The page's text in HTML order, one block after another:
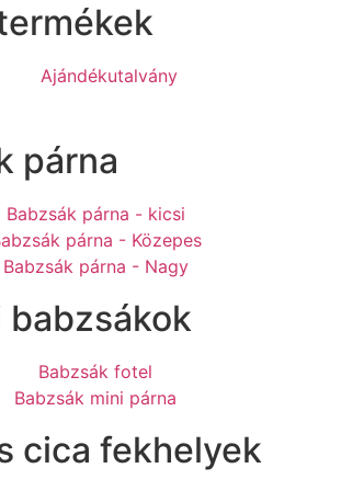
Ajándékutalvány
párna
Babzsák párna - kicsi
párna - Közepes
Babzsák párna - Nagy
babzsákok
Babzsák fotel
Babzsák mini párna
cica fekhelyek